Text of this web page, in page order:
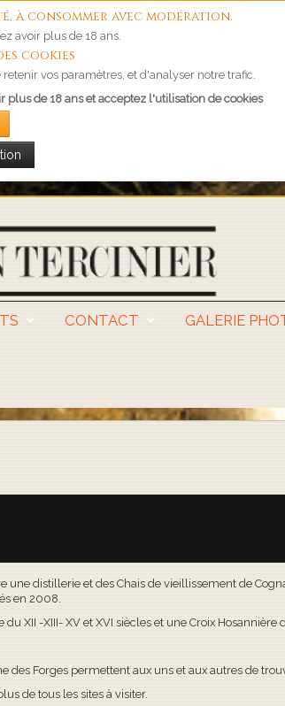
à consommer avec modération.
avoir plus de 18 ans.
cookies
vos paramètres, et d'analyser notre trafic.
plus de 18 ans et acceptez l'utilisation de cookies
CONTACT GALERIE
distillerie et des Chais de vieillissement de
en 2008.
XII -XIII- XV et XVI siècles et une Croix Hosannière
Forges permettent aux uns et aux autres de
de tous les sites à visiter.